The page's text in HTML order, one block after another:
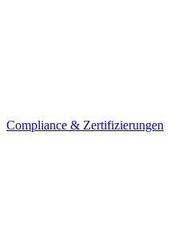
Compliance & Zertifizierungen